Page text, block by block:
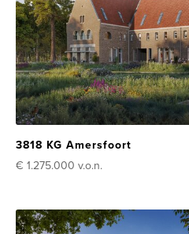
3818 KG Amersfoort
€ 1.275.000 v.o.n.